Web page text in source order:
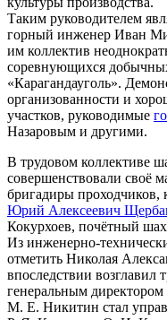
Таким руководителем
гор­ный инженер Иван
им кол­лектив
соревнующихся
«Карагандауголь».
организованности и
участков, руководимые
Назаровым и другими.
В трудовом коллективе
совершенствовали своё
бригадиры проходчиков,
Юрий Алексеевич
Кокурхоев, почётный
Из инженерно-
отметить Николая
впоследствии возглавил
гене­ральным директором
М. Е. Никитин стал